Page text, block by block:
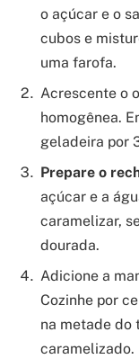
o açúcar e o
cubos e
uma farofa.
Acrescente o
homogênea.
geladeira por
Prepare o
açúcar e a
caramelizar,
dourada.
Adicione a
Cozinhe por
na metade do
caramelizado.